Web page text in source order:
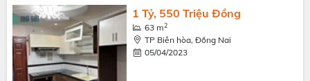
1 Tỷ, 550 Triệu Đồng
63 m2
TP Biên hòa, Đồng Nai
05/04/2023